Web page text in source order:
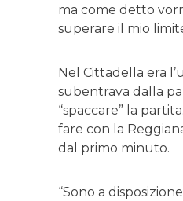
ma come detto
superare il mio
Nel Cittadella era
subentrava dalla
“spaccare” la
fare con la
dal primo minuto.
“Sono a